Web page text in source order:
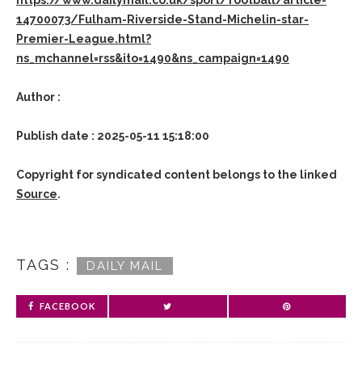
14700073/Fulham-Riverside-Stand-Michelin-star-
Premier-League.html?
ns_mchannel=rss&ito=1490&ns_campaign=1490
Author :
Publish date : 2025-05-11 15:18:00
Copyright for syndicated content belongs to the linked
Source.
TAGS : DAILY MAIL
FACEBOOK